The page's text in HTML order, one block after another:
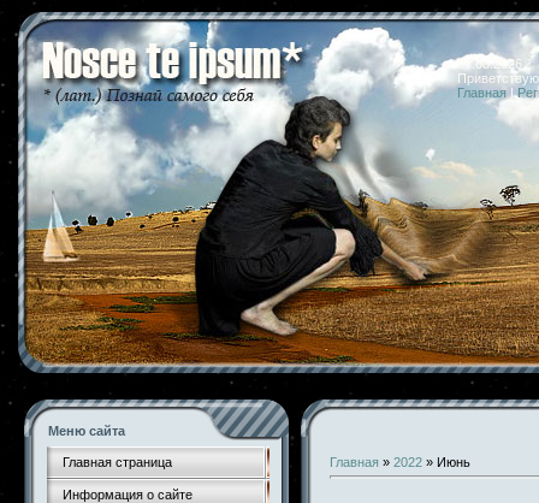
07.08.2026
Главная |
Меню сайта
Главная страница
Информация о сайте
Главная » 2022 » Июнь